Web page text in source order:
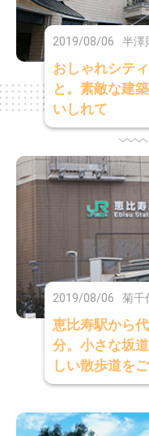
2019/08/06 半澤
おしゃれシテ
と。素敵な建
いしれて
2019/08/06 菊千
恵比寿駅から
分。小さな坂
しい散歩道を